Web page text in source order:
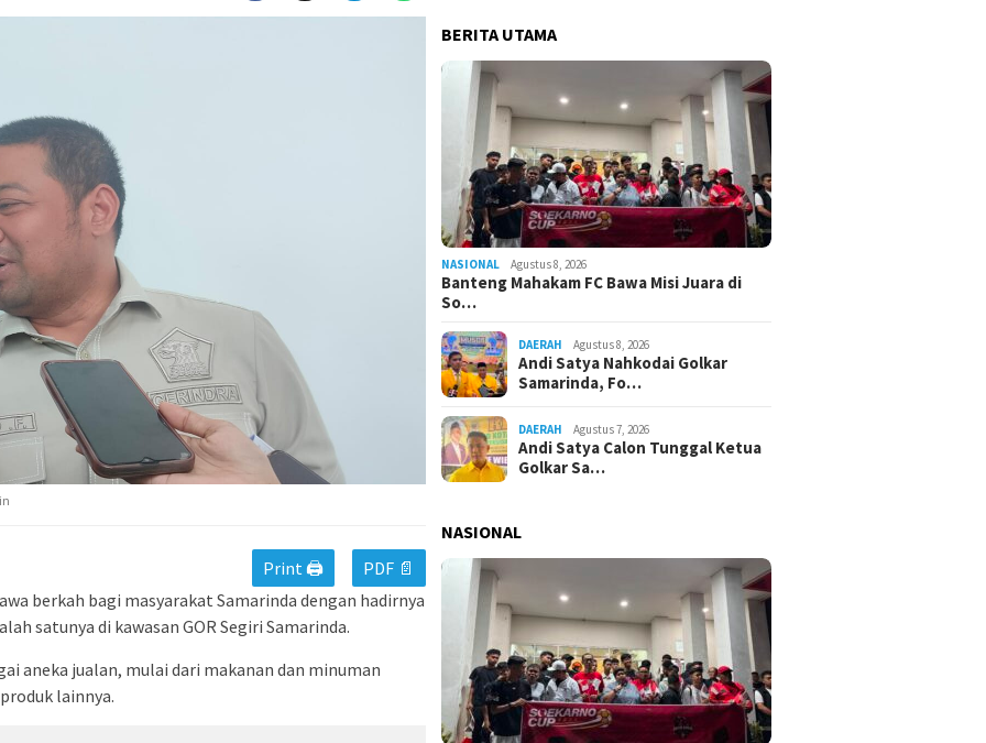
Print 🖨
PDF 📄
berkah bagi masyarakat Samarinda dengan hadirnya
satunya di kawasan GOR Segiri Samarinda.
aneka jualan, mulai dari makanan dan minuman
lainnya.
BERITA UTAMA
NASIONAL Agustus 8, 2026
Banteng Mahakam FC Bawa Misi Juara di
So…
DAERAH Agustus 8, 2026
Andi Satya Nahkodai Golkar
Samarinda, Fo…
DAERAH Agustus 7, 2026
Andi Satya Calon Tunggal Ketua
Golkar Sa…
NASIONAL